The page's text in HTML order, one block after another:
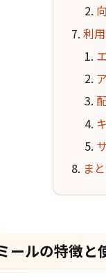
利
ま
ールの特徴と